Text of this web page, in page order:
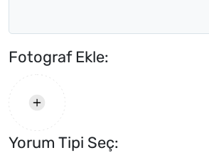
Fotograf Ekle:
Yorum Tipi Seç: